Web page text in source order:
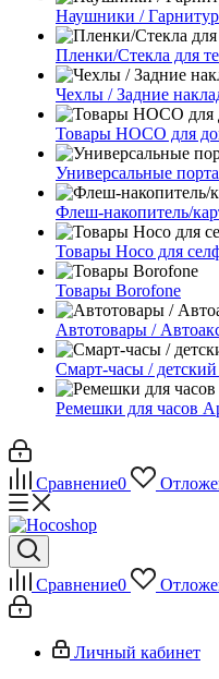
Наушники /
Пленки/Стекла для
Чехлы / Задние
Товары HOCO для
Универсальные
Флеш-накопитель/
Товары Hoco для
Товары Borofone
Автотовары /
Смарт-часы /
Ремешки для часов
Сравнение0
Сравнение0
Личный кабинет